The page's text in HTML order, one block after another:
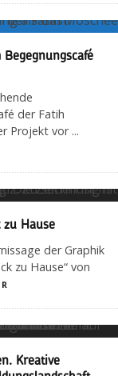
der Fatih
Projekt vor ...
Hause
der Graphik
zu Hause“ von
Kreative